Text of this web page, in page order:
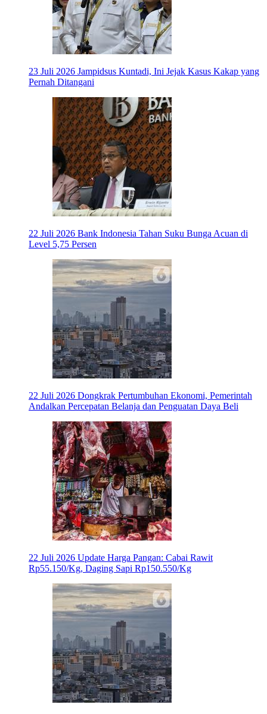
23 Juli 2026 Jampidsus Kuntadi, Ini Jejak Kasus Kakap yang
Pernah Ditangani
22 Juli 2026 Bank Indonesia Tahan Suku Bunga Acuan di
Level 5,75 Persen
22 Juli 2026 Dongkrak Pertumbuhan Ekonomi, Pemerintah
Andalkan Percepatan Belanja dan Penguatan Daya Beli
22 Juli 2026 Update Harga Pangan: Cabai Rawit
Rp55.150/Kg, Daging Sapi Rp150.550/Kg